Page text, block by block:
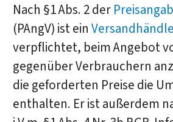
Nach §1 Abs. 2 der
(PAngV) ist ein
verpflichtet, beim Angebot
gegenüber Verbrauchern
die geforderten Preise die
enthalten. Er ist außerdem